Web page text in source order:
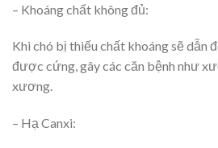
– Khoáng chất không đủ:
Khi chó bị thiếu chất khoáng sẽ dẫn
được cứng, gây các căn bệnh như
xương.
– Hạ Canxi: